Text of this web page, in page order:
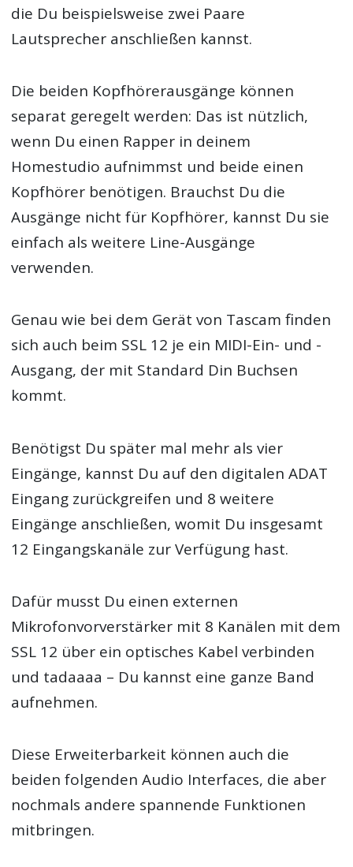
die Du beispielsweise zwei Paare
Lautsprecher anschließen kannst.
Die beiden Kopfhörerausgänge können
separat geregelt werden: Das ist nützlich,
wenn Du einen Rapper in deinem
Homestudio aufnimmst und beide einen
Kopfhörer benötigen. Brauchst Du die
Ausgänge nicht für Kopfhörer, kannst Du sie
einfach als weitere Line-Ausgänge
verwenden.
Genau wie bei dem Gerät von Tascam finden
sich auch beim SSL 12 je ein MIDI-Ein- und -
Ausgang, der mit Standard Din Buchsen
kommt.
Benötigst Du später mal mehr als vier
Eingänge, kannst Du auf den digitalen ADAT
Eingang zurückgreifen und 8 weitere
Eingänge anschließen, womit Du insgesamt
12 Eingangskanäle zur Verfügung hast.
Dafür musst Du einen externen
Mikrofonvorverstärker mit 8 Kanälen mit dem
SSL 12 über ein optisches Kabel verbinden
und tadaaaa – Du kannst eine ganze Band
aufnehmen.
Diese Erweiterbarkeit können auch die
beiden folgenden Audio Interfaces, die aber
nochmals andere spannende Funktionen
mitbringen.